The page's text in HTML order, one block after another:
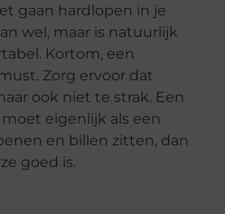
gaan hardlopen in je
wel, maar is natuurlijk
Kortom, een
Zorg ervoor dat
ook niet te strak. Een
eigenlijk als een
en billen zitten, dan
goed is.